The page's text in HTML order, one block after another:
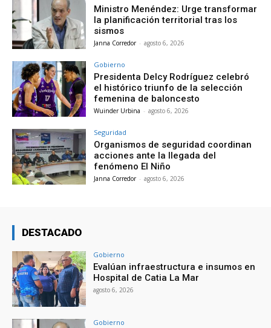
Ministro Menéndez: Urge transformar
la planificación territorial tras los
sismos
Janna Corredor - agosto 6, 2026
Gobierno
Presidenta Delcy Rodríguez celebró
el histórico triunfo de la selección
femenina de baloncesto
Wuinder Urbina - agosto 6, 2026
Seguridad
Organismos de seguridad coordinan
acciones ante la llegada del
fenómeno El Niño
Janna Corredor - agosto 6, 2026
DESTACADO
Gobierno
Evalúan infraestructura e insumos en
Hospital de Catia La Mar
agosto 6, 2026
Gobierno